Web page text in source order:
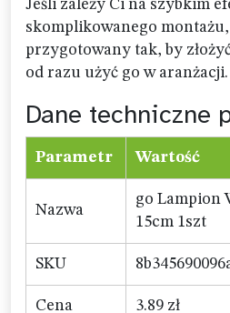
Jeśli zależy Ci na szybkim
skomplikowanego montażu,
przygotowany tak, by
od razu użyć go w aranżacji.
Dane techniczne
Parametr Wartość
Nazwa
go Lampion
15cm 1szt
SKU
Cena 3.89 zł